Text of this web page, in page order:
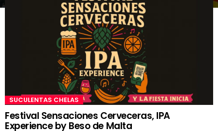
SUCULENTAS CHELAS
Festival Sensaciones Cerveceras, IPA
Experience by Beso de Malta